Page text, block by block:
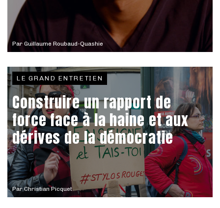
Par Guillaume Roubaud-Quashie
Par Christian Picquet
LE GRAND ENTRETIEN
Construire un rapport de
force face à la haine et aux
dérives de la démocratie